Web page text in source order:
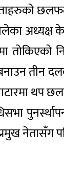
अध्यक्ष
तोकिएको
तीन
नेतासँग